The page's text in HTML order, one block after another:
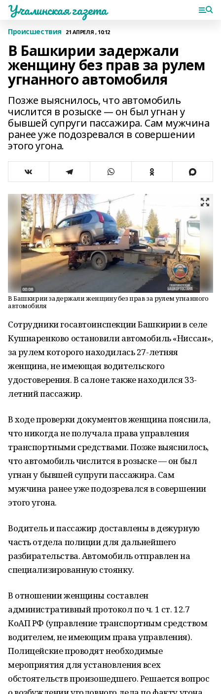
Учалинская газета
Происшествия 21 АПРЕЛЯ , 10:12
В Башкирии задержали
женщину без прав за рулем
угнанного автомобиля
Позже выяснилось, что автомобиль
числится в розыске — он был угнан у
бывшей супруги пассажира. Сам мужчина
ранее уже подозревался в совершении
этого угона.
В Башкирии задержали женщину без прав за рулем угнанного
автомобиля
Сотрудники госавтоинспекции Башкирии в селе
Кушнаренково остановили автомобиль «Ниссан»,
за рулем которого находилась 27-летняя
женщина, не имеющая водительского
удостоверения. В салоне также находился 33-
летний пассажир.
В ходе проверки документов женщина пояснила,
что никогда не получала права управления
транспортными средствами. Позже выяснилось,
что автомобиль числится в розыске — он был
угнан у бывшей супруги пассажира. Сам
мужчина ранее уже подозревался в совершении
этого угона.
Водитель и пассажир доставлены в дежурную
часть отдела полиции для дальнейшего
разбирательства. Автомобиль отправлен на
специализированную стоянку.
В отношении женщины составлен
административный протокол по ч. 1 ст. 12.7
КоАП РФ (управление транспортным средством
водителем, не имеющим права управления).
Полицейские проводят необходимые
мероприятия для установления всех
обстоятельств произошедшего. Решается вопрос